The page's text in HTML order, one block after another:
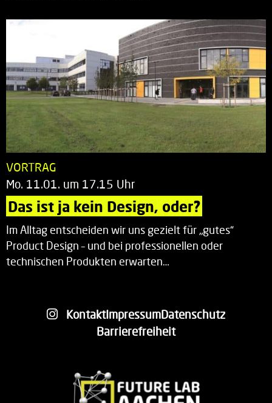
VORTRAG
Mo. 11.01. um 17.15 Uhr
Das ist ja kein Design, oder?
Im Alltag entscheiden wir uns gezielt für „gutes“
Product Design – und bei professionellen oder
technischen Produkten erwarten…
KontaktImpressumDatenschutz
Barrierefreiheit